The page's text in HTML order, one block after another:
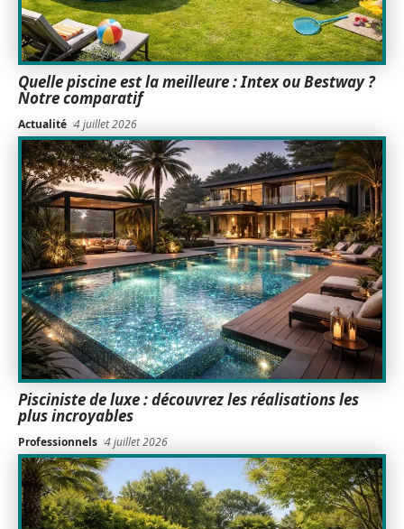
Quelle piscine est la meilleure : Intex ou Bestway ?
Notre comparatif
Actualité 4 juillet 2026
Pisciniste de luxe : découvrez les réalisations les
plus incroyables
Professionnels 4 juillet 2026